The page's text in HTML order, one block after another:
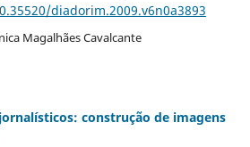
diadorim.2009.v6n0a3893
Magalhães Cavalcante
construção de imagens